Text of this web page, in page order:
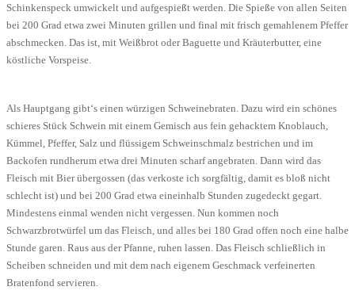
Schinkenspeck umwickelt und aufgespießt werden. Die Spieße von allen Seiten
bei 200 Grad etwa zwei Minuten grillen und final mit frisch gemahlenem Pfeffer
abschmecken. Das ist, mit Weißbrot oder Baguette und Kräuterbutter, eine
köstliche Vorspeise.
Als Hauptgang gibt‘s einen würzigen Schweinebraten. Dazu wird ein schönes
schieres Stück Schwein mit einem Gemisch aus fein gehacktem Knoblauch,
Kümmel, Pfeffer, Salz und flüssigem Schweinschmalz bestrichen und im
Backofen rundherum etwa drei Minuten scharf angebraten. Dann wird das
Fleisch mit Bier übergossen (das verkoste ich sorgfältig, damit es bloß nicht
schlecht ist) und bei 200 Grad etwa eineinhalb Stunden zugedeckt gegart.
Mindestens einmal wenden nicht vergessen. Nun kommen noch
Schwarzbrotwürfel um das Fleisch, und alles bei 180 Grad offen noch eine halbe
Stunde garen. Raus aus der Pfanne, ruhen lassen. Das Fleisch schließlich in
Scheiben schneiden und mit dem nach eigenem Geschmack verfeinerten
Bratenfond servieren.